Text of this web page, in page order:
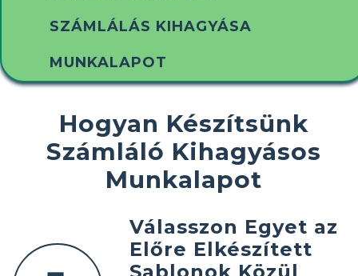
SZÁMLÁLÁS KIHAGYÁSA
MUNKALAPOT
Hogyan Készítsünk
Számláló Kihagyásos
Munkalapot
Válasszon Egyet az
Előre Elkészített